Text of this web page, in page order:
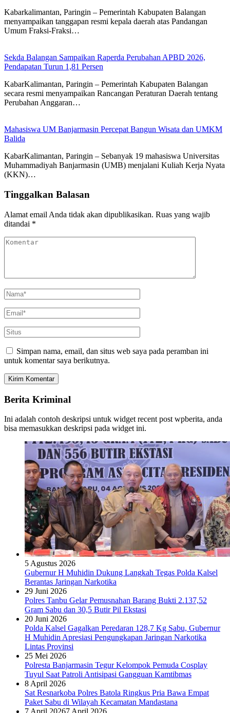
Kabarkalimantan, Paringin – Pemerintah Kabupaten Balangan
menyampaikan tanggapan resmi kepala daerah atas Pandangan
Umum Fraksi-Fraksi…
Sekda Balangan Sampaikan Raperda Perubahan APBD 2026,
Pendapatan Turun 1,81 Persen
KabarKalimantan, Paringin – Pemerintah Kabupaten Balangan
secara resmi menyampaikan Rancangan Peraturan Daerah tentang
Perubahan Anggaran…
Mahasiswa UM Banjarmasin Percepat Bangun Wisata dan UMKM
Balida
KabarKalimantan, Paringin – Sebanyak 19 mahasiswa Universitas
Muhammadiyah Banjarmasin (UMB) menjalani Kuliah Kerja Nyata
(KKN)…
Tinggalkan Balasan
Alamat email Anda tidak akan dipublikasikan. Ruas yang wajib
ditandai *
Simpan nama, email, dan situs web saya pada peramban ini
untuk komentar saya berikutnya.
Berita Kriminal
Ini adalah contoh deskripsi untuk widget recent post wpberita, anda
bisa memasukkan deskripsi pada widget ini.
5 Agustus 2026
Gubernur H Muhidin Dukung Langkah Tegas Polda Kalsel
Berantas Jaringan Narkotika
29 Juni 2026
Polres Tanbu Gelar Pemusnahan Barang Bukti 2.137,52
Gram Sabu dan 30,5 Butir Pil Ekstasi
20 Juni 2026
Polda Kalsel Gagalkan Peredaran 128,7 Kg Sabu, Gubernur
H Muhidin Apresiasi Pengungkapan Jaringan Narkotika
Lintas Provinsi
25 Mei 2026
Polresta Banjarmasin Tegur Kelompok Pemuda Cosplay
Tuyul Saat Patroli Antisipasi Gangguan Kamtibmas
8 April 2026
Sat Resnarkoba Polres Batola Ringkus Pria Bawa Empat
Paket Sabu di Wilayah Kecamatan Mandastana